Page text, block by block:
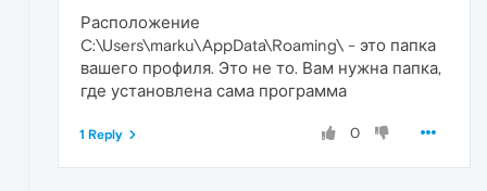
Расположение
C:\Users\marku\AppData\Roaming\ - это папка
вашего профиля. Это не то. Вам нужна папка,
где установлена сама программа
0
1 Reply